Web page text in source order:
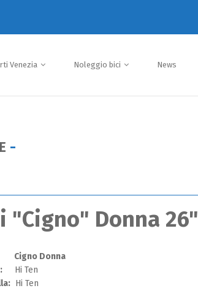
Venezia Noleggio bici News
"Cigno" Donna 26"
Cigno Donna
Hi Ten
Hi Ten